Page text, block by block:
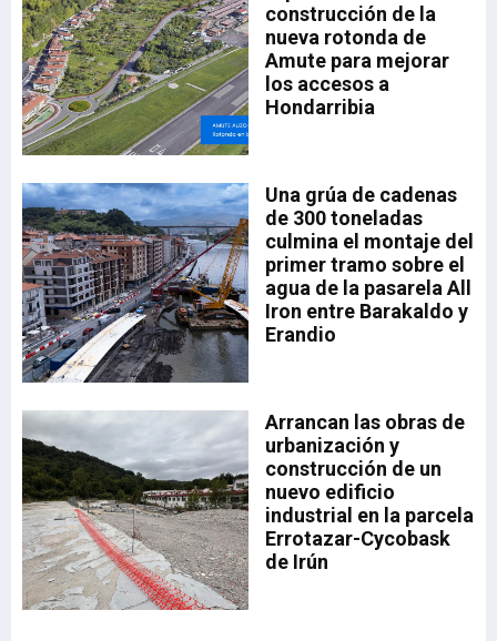
construcción de la
nueva rotonda de
Amute para mejorar
los accesos a
Hondarribia
Una grúa de cadenas
de 300 toneladas
culmina el montaje del
primer tramo sobre el
agua de la pasarela All
Iron entre Barakaldo y
Erandio
Arrancan las obras de
urbanización y
construcción de un
nuevo edificio
industrial en la parcela
Errotazar-Cycobask
de Irún